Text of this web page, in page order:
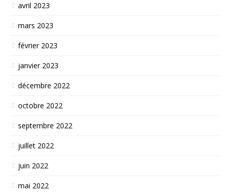
avril 2023
mars 2023
février 2023
janvier 2023
décembre 2022
octobre 2022
septembre 2022
juillet 2022
juin 2022
mai 2022